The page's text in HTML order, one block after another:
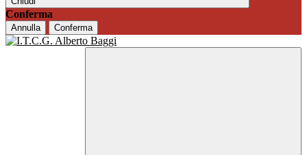
Conferma
Annulla Conferma